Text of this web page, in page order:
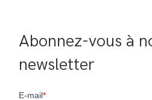
Abonnez-vous à
newsletter